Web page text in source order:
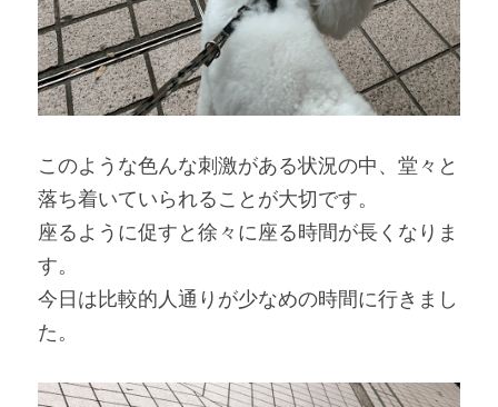
このような色んな刺激がある状況の中、堂々と
落ち着いていられることが大切です。
座るように促すと徐々に座る時間が長くなりま
す。
今日は比較的人通りが少なめの時間に行きまし
た。